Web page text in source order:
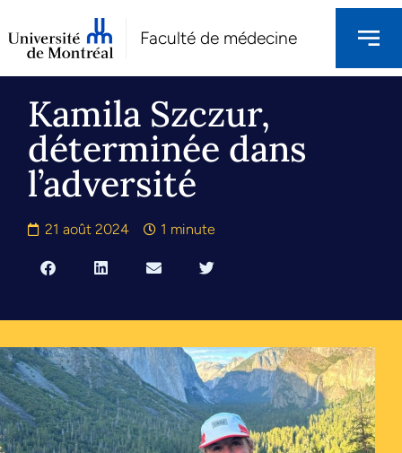
Faculté de médecine
Kamila Szczur,
déterminée dans
l’adversité
21 août 2024 1 minute